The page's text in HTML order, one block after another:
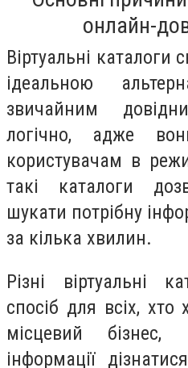
онлайн-
Віртуальні каталоги
ідеальною
звичайним
логічно, адже
користувачам в
такі каталоги
шукати потрібну
за кілька хвилин.
Різні віртуальні
спосіб для всіх, хто
місцевий
інформації